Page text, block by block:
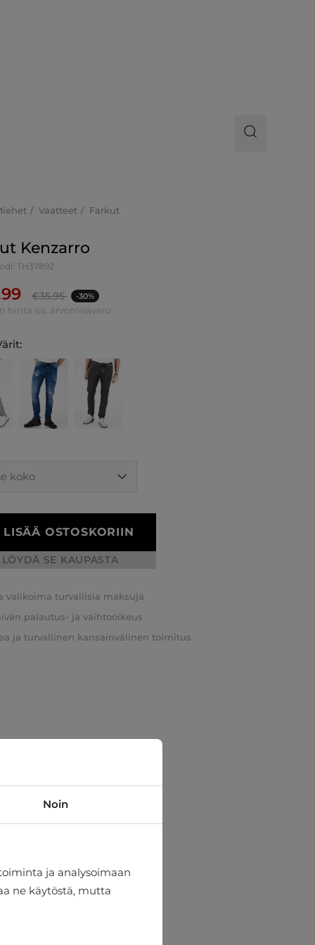
Vaatteet Farkut
Kenzarro
TH37892
€35.95 -30%
hinta sis. arvonlisävero
LISÄÄ OSTOSKORIIN
LÖYDÄ SE KAUPASTA
valikoima turvallisia maksuja
palautus- ja vaihtooikeus
ja turvallinen kansainvälinen toimitus
Noin
ja analysoimaan
ne käytöstä, mutta